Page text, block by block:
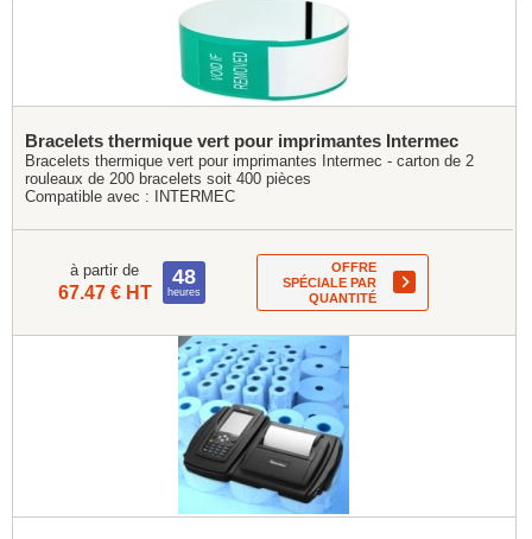
Bracelets thermique vert pour imprimantes Intermec
Bracelets thermique vert pour imprimantes Intermec - carton de 2
rouleaux de 200 bracelets soit 400 pièces
Compatible avec :
INTERMEC
à partir de
67.47 € HT
48
heures
OFFRE
SPÉCIALE PAR
QUANTITÉ